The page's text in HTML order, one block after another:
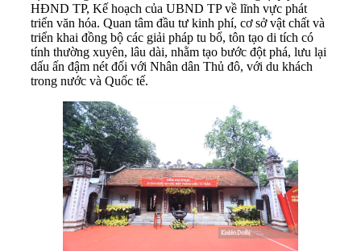
HĐND TP, Kế hoạch của UBND TP về lĩnh vực phát
triển văn hóa. Quan tâm đầu tư kinh phí, cơ sở vật chất và
triển khai đồng bộ các giải pháp tu bổ, tôn tạo di tích có
tính thường xuyên, lâu dài, nhằm tạo bước đột phá, lưu lại
dấu ấn đậm nét đối với Nhân dân Thủ đô, với du khách
trong nước và Quốc tế.